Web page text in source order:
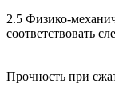
2.5 Физико-
соответствовать
Прочность при